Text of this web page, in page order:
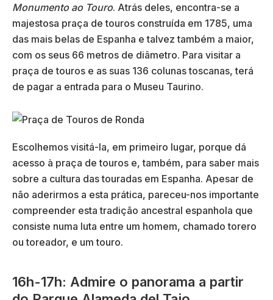
Monumento ao Touro. Atrás deles, encontra-se a
majestosa praça de touros construída em 1785, uma
das mais belas de Espanha e talvez também a maior,
com os seus 66 metros de diâmetro. Para visitar a
praça de touros e as suas 136 colunas toscanas, terá
de pagar a entrada para o Museu Taurino.
Escolhemos visitá-la, em primeiro lugar, porque dá
acesso à praça de touros e, também, para saber mais
sobre a cultura das touradas em Espanha. Apesar de
não aderirmos a esta prática, pareceu-nos importante
compreender esta tradição ancestral espanhola que
consiste numa luta entre um homem, chamado torero
ou toreador, e um touro.
16h-17h: Admire o panorama a partir